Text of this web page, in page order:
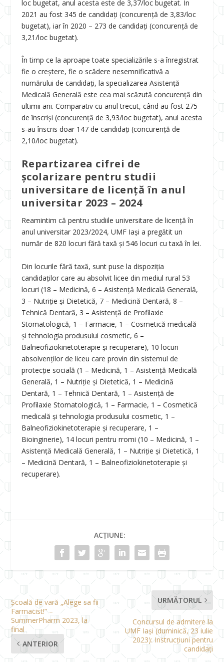
loc bugetat, anul acesta este de 3,37/loc bugetat. În
2021 au fost 345 de candidați (concurență de 3,83/loc
bugetat), iar în 2020 – 273 de candidați (concurență de
3,21/loc bugetat).
În timp ce la aproape toate specializările s-a înregistrat
fie o creștere, fie o scădere nesemnificativă a
numărului de candidați, la specializarea Asistență
Medicală Generală este cea mai scăzută concurență din
ultimii ani. Comparativ cu anul trecut, când au fost 275
de înscriși (concurență de 3,93/loc bugetat), anul acesta
s-au înscris doar 147 de candidați (concurență de
2,10/loc bugetat).
Repartizarea cifrei de
şcolarizare pentru studii
universitare de licenţă în anul
universitar 2023 – 2024
Reamintim că pentru studiile universitare de licenţă în
anul universitar 2023/2024, UMF Iași a pregătit un
număr de 820 locuri fără taxă și 546 locuri cu taxă în lei.
Din locurile fără taxă, sunt puse la dispoziția
candidaților care au absolvit licee din mediul rural 53
locuri (18 – Medicină, 6 – Asistență Medicală Generală,
3 – Nutriție și Dietetică, 7 – Medicină Dentară, 8 –
Tehnică Dentară, 3 – Asistență de Profilaxie
Stomatologică, 1 – Farmacie, 1 – Cosmetică medicală
și tehnologia produsului cosmetic, 6 –
Balneofiziokinetoterapie și recuperare), 10 locuri
absolvenților de liceu care provin din sistemul de
protecție socială (1 – Medicină, 1 – Asistență Medicală
Generală, 1 – Nutriție și Dietetică, 1 – Medicină
Dentară, 1 – Tehnică Dentară, 1 – Asistență de
Profilaxie Stomatologică, 1 – Farmacie, 1 – Cosmetică
medicală și tehnologia produsului cosmetic, 1 –
Balneofiziokinetoterapie și recuperare, 1 –
Bioinginerie), 14 locuri pentru rromi (10 – Medicină, 1 –
Asistență Medicală Generală, 1 – Nutriție și Dietetică, 1
– Medicină Dentară, 1 – Balneofiziokinetoterapie și
recuperare).
ACȚIUNE:
Școală de vară „Alege sa fii
Farmacist!” –
SummerPharm 2023, la
final
ANTERIOR
URMĂTORUL
Concursul de admitere la
UMF Iași (duminică, 23 iulie
2023): Instrucțiuni pentru
candidați